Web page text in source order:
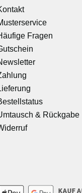
Fragen
& Rückgabe
- -